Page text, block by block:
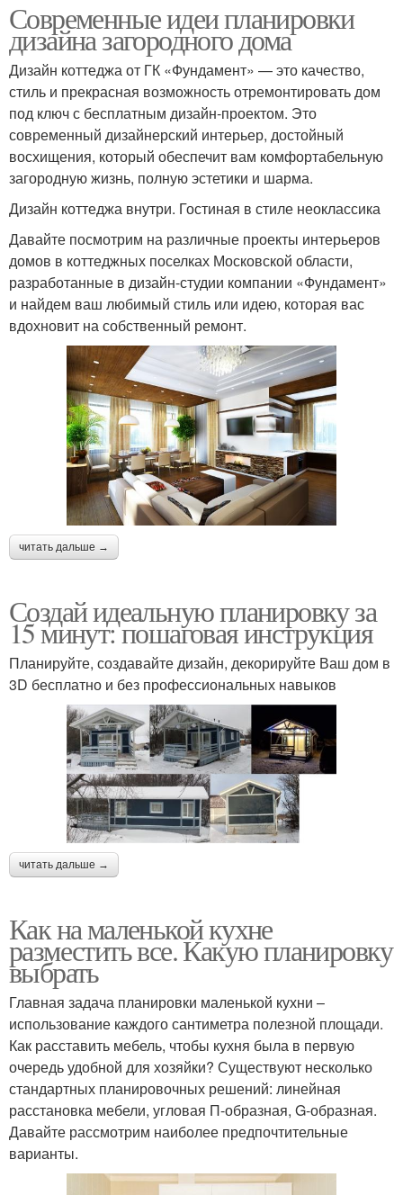
Современные идеи планировки
дизайна загородного дома
Дизайн коттеджа от ГК «Фундамент» — это качество,
стиль и прекрасная возможность отремонтировать дом
под ключ с бесплатным дизайн-проектом. Это
современный дизайнерский интерьер, достойный
восхищения, который обеспечит вам комфортабельную
загородную жизнь, полную эстетики и шарма.
Дизайн коттеджа внутри. Гостиная в стиле неоклассика
Давайте посмотрим на различные проекты интерьеров
домов в коттеджных поселках Московской области,
разработанные в дизайн-студии компании «Фундамент»
и найдем ваш любимый стиль или идею, которая вас
вдохновит на собственный ремонт.
читать дальше →
Создай идеальную планировку за
15 минут: пошаговая инструкция
Планируйте, создавайте дизайн, декорируйте Ваш дом в
3D бесплатно и без профессиональных навыков
читать дальше →
Как на маленькой кухне
разместить все. Какую планировку
выбрать
Главная задача планировки маленькой кухни –
использование каждого сантиметра полезной площади.
Как расставить мебель, чтобы кухня была в первую
очередь удобной для хозяйки? Существуют несколько
стандартных планировочных решений: линейная
расстановка мебели, угловая П-образная, G-образная.
Давайте рассмотрим наиболее предпочтительные
варианты.